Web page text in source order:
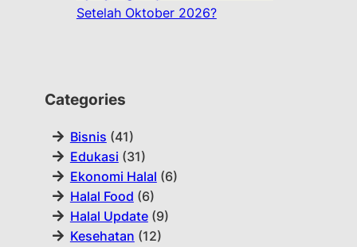
Setelah Oktober 2026?
Categories
Bisnis (41)
Edukasi (31)
Ekonomi Halal (6)
Halal Food (6)
Halal Update(9)
Kesehatan (12)